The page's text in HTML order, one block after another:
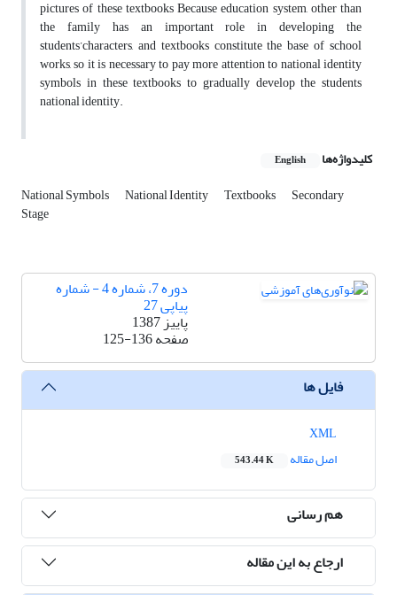
pictures of these textbooks Because education system, other than
the family has an important role in developing the
students’characters, and textbooks constitute the base of school
works, so it is necessary to pay more attention to national identity
symbols in these textbooks to gradually develop the students
national identity.
کلیدواژه‌ها English
National Symbols National Identity Textbooks Secondary
Stage
دوره 7، شماره 4 - شماره
پیاپی 27
پاییز 1387
صفحه125-136
فایل ها
اصل مقاله
543.44 K
هم رسانی
ارجاع به این مقاله